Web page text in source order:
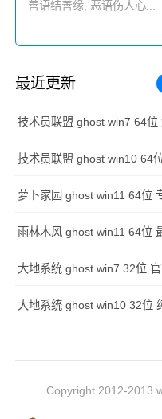
最近更新
技术员联盟 ghost win7 64位
技术员联盟 ghost win10 64
萝卜家园 ghost win11 64位
雨林木风 ghost win11 64位
大地系统 ghost win7 32位
大地系统 ghost win10 32位
Copyright 2012-2013